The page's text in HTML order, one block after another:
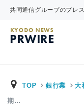
共同通信グループのプレ
KYODO NEWS
PRWIRE
TOP 銀行業 大
期…